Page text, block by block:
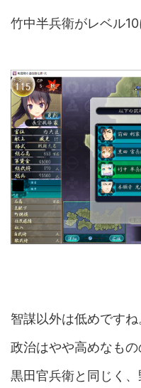
竹中半兵衛がレベル10
智謀以外は低めですね
政治はやや高めなもの
黒田官兵衛と同じく、